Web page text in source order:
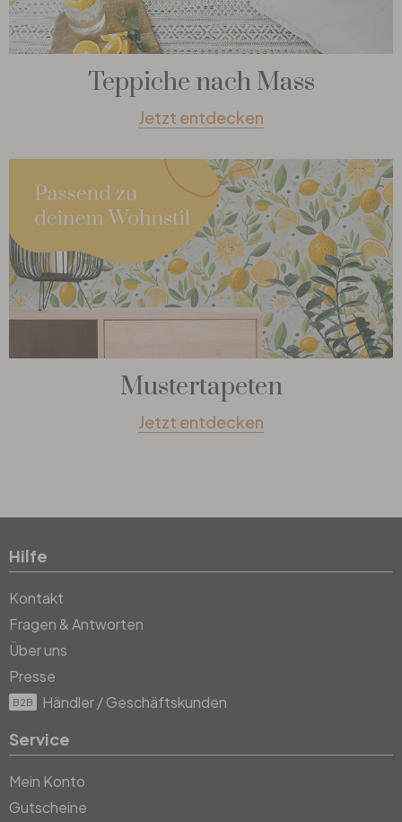
Teppiche nach Mass
Jetzt entdecken
Mustertapeten
Jetzt entdecken
Hilfe
Kontakt
Fragen & Antworten
Über uns
Presse
B2B Händler / Geschäftskunden
Service
Mein Konto
Gutscheine